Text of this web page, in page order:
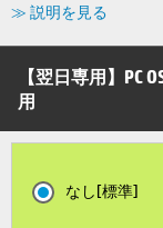
≫ 説明を見る
【翌日専用】PC
用
なし[標準]